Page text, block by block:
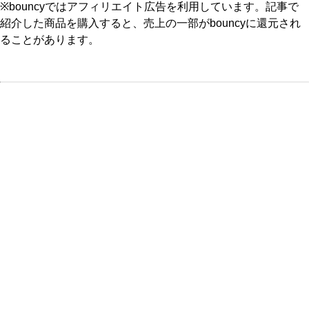
※bouncyではアフィリエイト広告を利用しています。記事で
紹介した商品を購入すると、売上の一部がbouncyに還元され
ることがあります。